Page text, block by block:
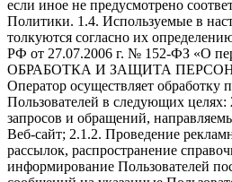
если иное не предусмотрено
Политики. 1.4. Используемые в
толкуются согласно их
РФ от 27.07.2006 г. № 152-ФЗ «О
ОБРАБОТКА И ЗАЩИТА
Оператор осуществляет обработку
Пользователей в следующих
запросов и обращений,
Веб-сайт; 2.1.2. Проведение
рассылок, распространение
информирование Пользователей